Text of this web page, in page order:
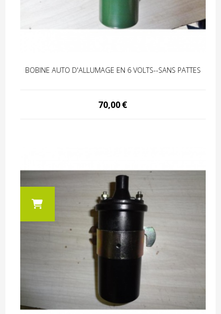
BOBINE AUTO D'ALLUMAGE EN 6 VOLTS--SANS PATTES
70,00€